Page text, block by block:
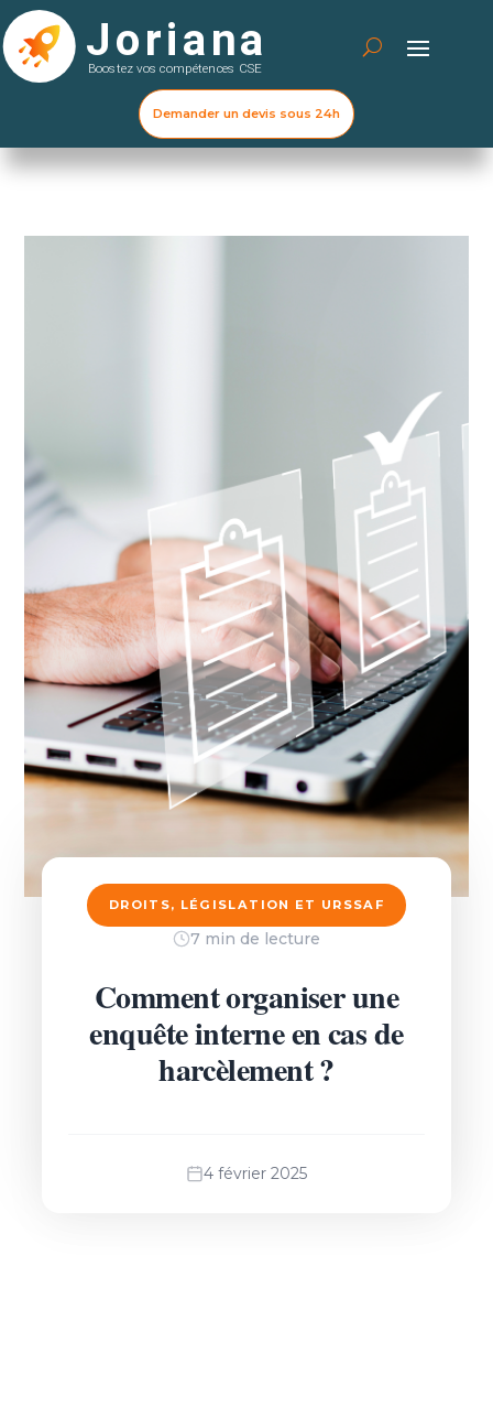
Demander un devis sous 24h
DROITS, LÉGISLATION ET URSSAF
7 min de lecture
Comment organiser une
enquête interne en cas de
harcèlement ?
4 février 2025